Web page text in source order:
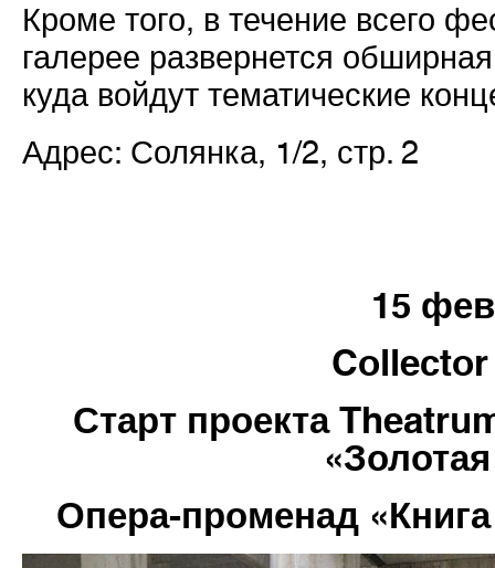
Кроме того, в течение всего
галерее развернется
куда войдут тематические
Адрес: Солянка, 1/2, стр. 2
15
Старт проекта
Опера-променад